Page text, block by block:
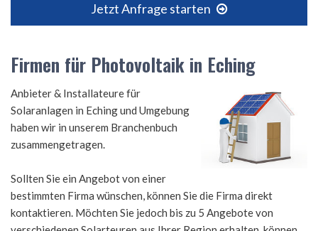
Jetzt Anfrage starten
Firmen für Photovoltaik in Eching
Anbieter & Installateure für
Solaranlagen in Eching und Umgebung
haben wir in unserem Branchenbuch
zusammengetragen.
Sollten Sie ein Angebot von einer
bestimmten Firma wünschen, können Sie die Firma direkt
kontaktieren. Möchten Sie jedoch bis zu 5 Angebote von